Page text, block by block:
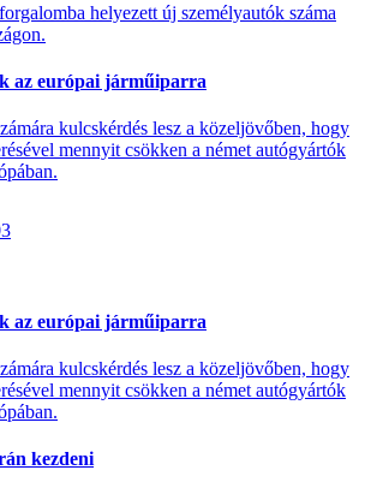
helyezett új személyautók száma
az európai járműiparra
kulcskérdés lesz a közeljövőben, hogy
mennyit csökken a német autógyártók
az európai járműiparra
kulcskérdés lesz a közeljövőben, hogy
mennyit csökken a német autógyártók
kezdeni